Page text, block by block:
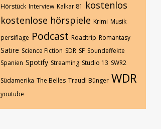
Hörstück Interview Kalkar 81 kostenlos
kostenlose hörspiele Krimi Musik
persiflage Podcast Roadtrip Romantasy
Satire Science Fiction SDR SF Soundeffekte
Spanien Spotify Streaming Studio 13 SWR2
Südamerika The Belles Traudl Bünger WDR
youtube